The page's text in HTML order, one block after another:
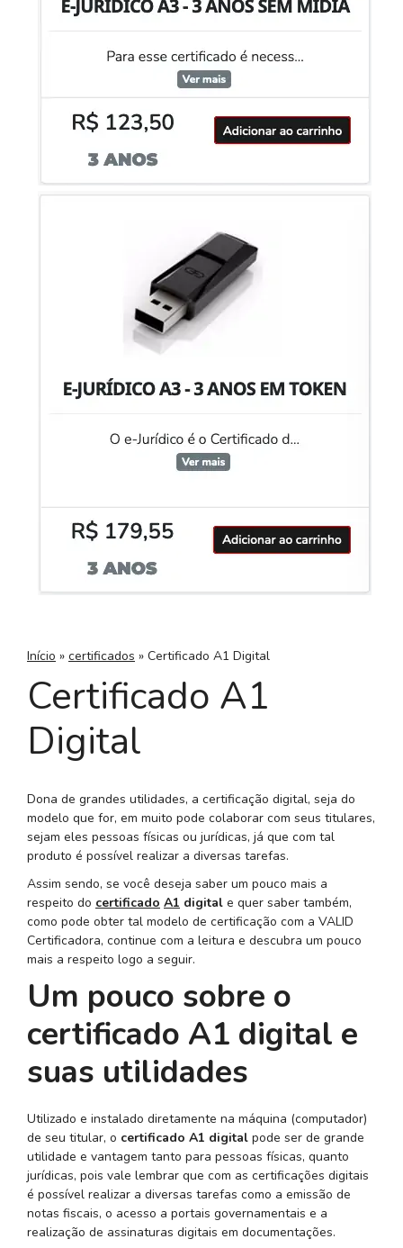
Início » certificados » Certificado A1 Digital
Certificado A1
Digital
Dona de grandes utilidades, a certificação digital, seja do
modelo que for, em muito pode colaborar com seus titulares,
sejam eles pessoas físicas ou jurídicas, já que com tal
produto é possível realizar a diversas tarefas.
Assim sendo, se você deseja saber um pouco mais a
respeito do certificado A1 digital e quer saber também,
como pode obter tal modelo de certificação com a VALID
Certificadora, continue com a leitura e descubra um pouco
mais a respeito logo a seguir.
Um pouco sobre o
certificado A1 digital e
suas utilidades
Utilizado e instalado diretamente na máquina (computador)
de seu titular, o certificado A1 digital pode ser de grande
utilidade e vantagem tanto para pessoas físicas, quanto
jurídicas, pois vale lembrar que com as certificações digitais
é possível realizar a diversas tarefas como a emissão de
notas fiscais, o acesso a portais governamentais e a
realização de assinaturas digitais em documentações.